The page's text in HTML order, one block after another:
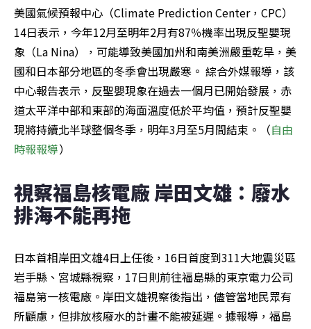
美國氣候預報中心（Climate Prediction Center，CPC）
14日表示，今年12月至明年2月有87％機率出現反聖嬰現
象（La Nina），可能導致美國加州和南美洲嚴重乾旱，美
國和日本部分地區的冬季會出現嚴寒。 綜合外媒報導，該
中心報告表示，反聖嬰現象在過去一個月已開始發展，赤
道太平洋中部和東部的海面溫度低於平均值，預計反聖嬰
現將持續北半球整個冬季，明年3月至5月間結束。（自由
時報報導）
視察福島核電廠 岸田文雄：廢水
排海不能再拖
日本首相岸田文雄4日上任後，16日首度到311大地震災區
岩手縣、宮城縣視察，17日則前往福島縣的東京電力公司
福島第一核電廠。岸田文雄視察後指出，儘管當地民眾有
所顧慮，但排放核廢水的計畫不能被延遲。據報導，福島